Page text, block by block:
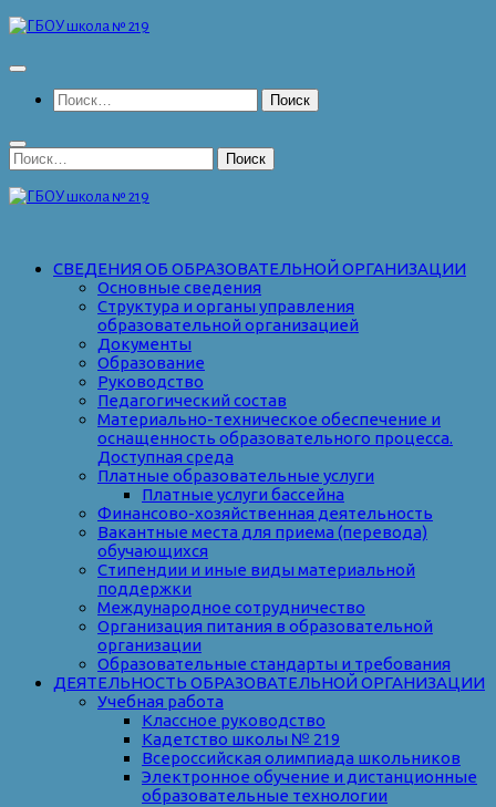
Перейти
содержимому
Найти:
Найти:
СВЕДЕНИЯ ОБ ОБРАЗОВАТЕЛЬНОЙ ОРГАНИЗАЦИИ
Основные сведения
Структура и органы управления
образовательной организацией
Документы
Образование
Руководство
Педагогический состав
Материально-техническое обеспечение и
оснащенность образовательного процесса.
Доступная среда
Платные образовательные услуги
Платные услуги бассейна
Финансово-хозяйственная деятельность
Вакантные места для приема (перевода)
обучающихся
Стипендии и иные виды материальной
поддержки
Международное сотрудничество
Организация питания в образовательной
организации
Образовательные стандарты и требования
ДЕЯТЕЛЬНОСТЬ ОБРАЗОВАТЕЛЬНОЙ ОРГАНИЗАЦИИ
Учебная работа
Классное руководство
Кадетство школы № 219
Всероссийская олимпиада школьников
Электронное обучение и дистанционные
образовательные технологии